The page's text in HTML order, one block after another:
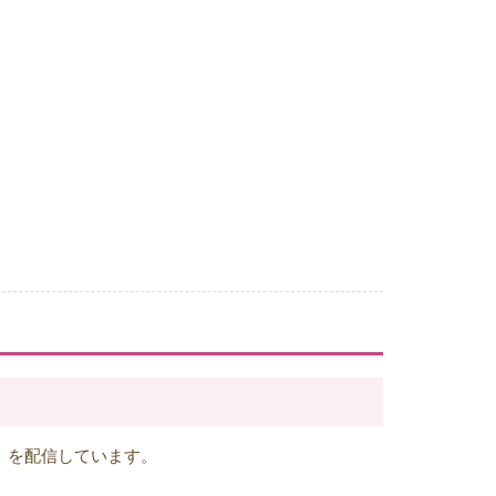
を配信しています。